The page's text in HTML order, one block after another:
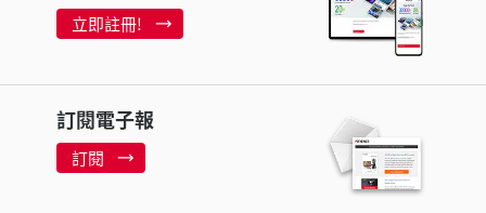
立即註冊!
訂閱電子報
訂閱